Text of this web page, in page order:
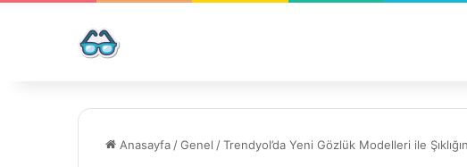
Anasayfa /Genel /Trendyol’da Yeni Gözlük Modelleri ile